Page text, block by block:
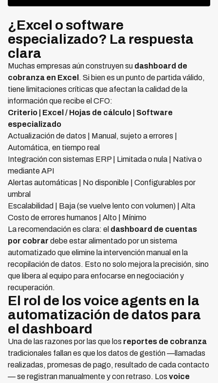
¿Excel o software
especializado? La respuesta
clara
Muchas empresas aún construyen su dashboard de
cobranza en Excel . Si bien es un punto de partida válido,
tiene limitaciones críticas que afectan la calidad de la
información que recibe el CFO:
Criterio | Excel / Hojas de cálculo | Software
especializado
Actualización de datos | Manual, sujeto a errores |
Automática, en tiempo real
Integración con sistemas ERP | Limitada o nula | Nativa o
mediante API
Alertas automáticas | No disponible | Configurables por
umbral
Escalabilidad | Baja (se vuelve lento con volumen) | Alta
Costo de errores humanos | Alto | Mínimo
La recomendación es clara: el dashboard de cuentas
por cobrar debe estar alimentado por un sistema
automatizado que elimine la intervención manual en la
recopilación de datos. Esto no solo mejora la precisión, sino
que libera al equipo para enfocarse en negociación y
recuperación.
El rol de los voice agents en la
automatización de datos para
el dashboard
Una de las razones por las que los reportes de cobranza
tradicionales fallan es que los datos de gestión —llamadas
realizadas, promesas de pago, resultado de cada contacto
— se registran manualmente y con retraso. Los voice